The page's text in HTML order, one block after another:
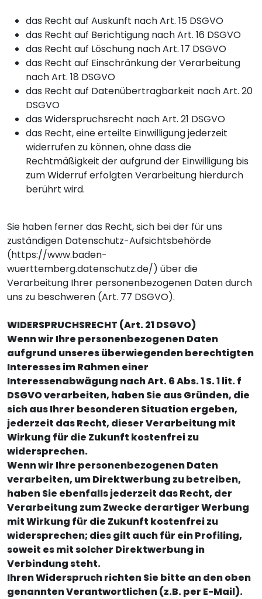
das Recht auf Auskunft nach Art. 15 DSGVO
das Recht auf Berichtigung nach Art. 16 DSGVO
das Recht auf Löschung nach Art. 17 DSGVO
das Recht auf Einschränkung der Verarbeitung
nach Art. 18 DSGVO
das Recht auf Datenübertragbarkeit nach Art. 20
DSGVO
das Widerspruchsrecht nach Art. 21 DSGVO
das Recht, eine erteilte Einwilligung jederzeit
widerrufen zu können, ohne dass die
Rechtmäßigkeit der aufgrund der Einwilligung bis
zum Widerruf erfolgten Verarbeitung hierdurch
berührt wird.
Sie haben ferner das Recht, sich bei der für uns
zuständigen Datenschutz-Aufsichtsbehörde
(https://www.baden-
wuerttemberg.datenschutz.de/) über die
Verarbeitung Ihrer personenbezogenen Daten durch
uns zu beschweren (Art. 77 DSGVO).
WIDERSPRUCHSRECHT (Art. 21 DSGVO)
Wenn wir Ihre personenbezogenen Daten
aufgrund unseres überwiegenden berechtigten
Interesses im Rahmen einer
Interessenabwägung nach Art. 6 Abs. 1 S. 1 lit. f
DSGVO verarbeiten, haben Sie aus Gründen, die
sich aus Ihrer besonderen Situation ergeben,
jederzeit das Recht, dieser Verarbeitung mit
Wirkung für die Zukunft kostenfrei zu
widersprechen.
Wenn wir Ihre personenbezogenen Daten
verarbeiten, um Direktwerbung zu betreiben,
haben Sie ebenfalls jederzeit das Recht, der
Verarbeitung zum Zwecke derartiger Werbung
mit Wirkung für die Zukunft kostenfrei zu
widersprechen; dies gilt auch für ein Profiling,
soweit es mit solcher Direktwerbung in
Verbindung steht.
Ihren Widerspruch richten Sie bitte an den oben
genannten Verantwortlichen (z.B. per E-Mail).